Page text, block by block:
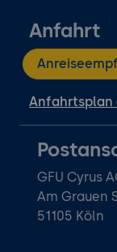
Anfahrt
Anfahrtsplan
GFU Cyrus
Am Grauen
51105 Köln